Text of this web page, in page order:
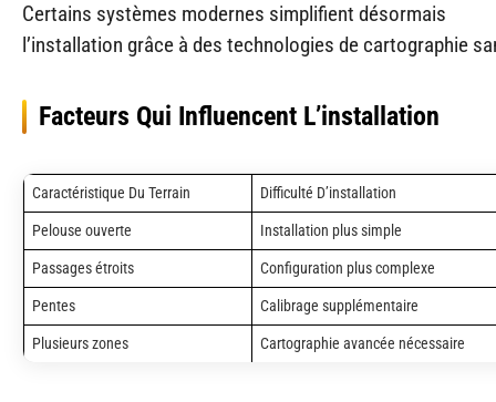
Certains systèmes modernes simplifient désormais
l’installation grâce à des technologies de cartographie
Facteurs Qui Influencent L’installation
Caractéristique Du Terrain
Difficulté D’installation
Pelouse ouverte
Installation plus simple
Passages étroits
Configuration plus complexe
Pentes
Calibrage supplémentaire
Plusieurs zones
Cartographie avancée nécessaire